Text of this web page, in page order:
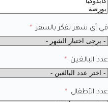
في أي شهر تفكر بالسفر
عدد البالغين
عدد الأطفال